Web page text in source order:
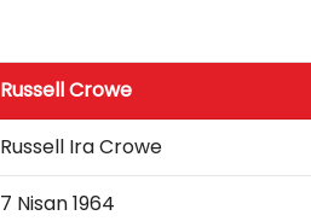
Russell Crowe
Russell Ira Crowe
7 Nisan 1964